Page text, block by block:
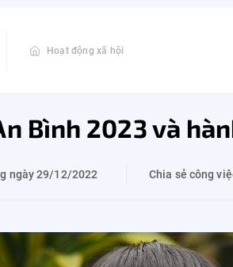
Hoạt động xã hội
Bình 2023 và
ngày 29/12/2022 Chia sẻ công